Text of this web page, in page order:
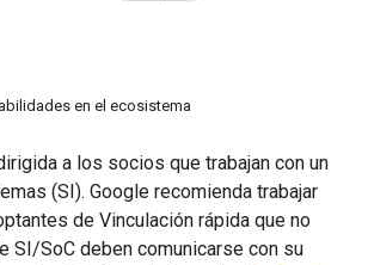
en el ecosistema
a los socios que trabajan con un
(SI). Google recomienda trabajar
de Vinculación rápida que no
SI/SoC deben comunicarse con su